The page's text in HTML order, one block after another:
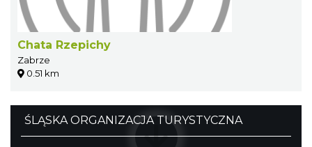
Chata Rzepichy
Zabrze
0.51 km
ŚLĄSKA ORGANIZACJA TURYSTYCZNA